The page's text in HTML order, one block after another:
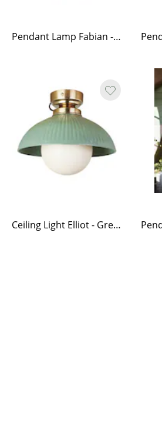
Pendant Lamp Fabian - Peach
Ceiling Light Elliot - Green